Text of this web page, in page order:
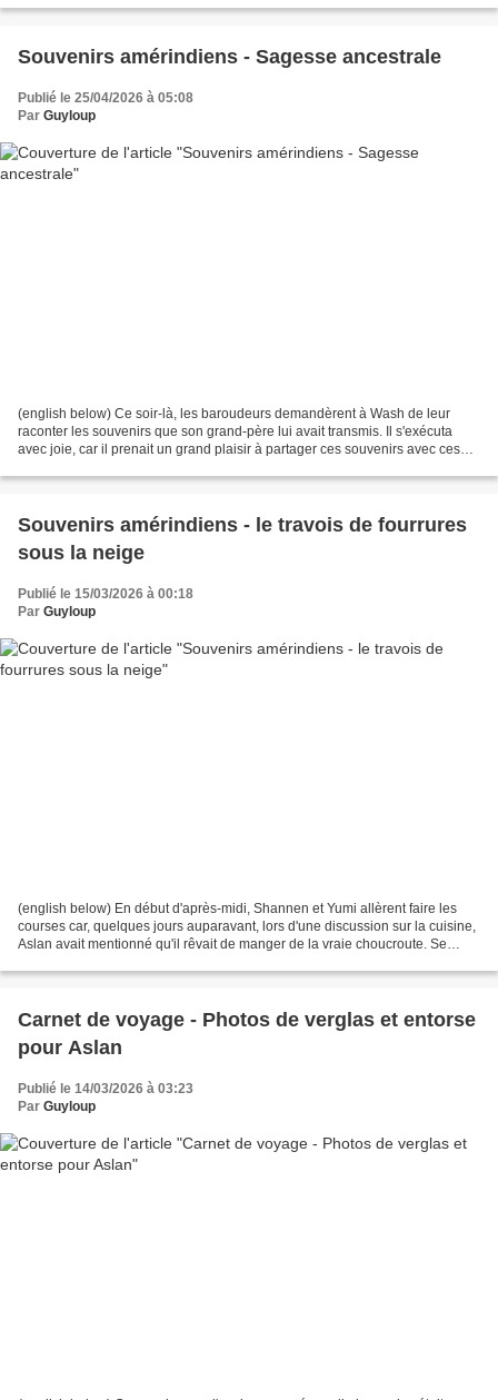
Souvenirs amérindiens - Sagesse ancestrale
Publié le 25/04/2026 à 05:08
Par Guyloup
(english below) Ce soir-là, les baroudeurs demandèrent à Wash de leur
raconter les souvenirs que son grand-père lui avait transmis. Il s'exécuta
avec joie, car il prenait un grand plaisir à partager ces souvenirs avec ces
Souvenirs amérindiens - le travois de fourrures
sous la neige
Publié le 15/03/2026 à 00:18
Par Guyloup
(english below) En début d'après-midi, Shannen et Yumi allèrent faire les
courses car, quelques jours auparavant, lors d'une discussion sur la cuisine,
Aslan avait mentionné qu'il rêvait de manger de la vraie choucroute. Se
Carnet de voyage - Photos de verglas et entorse
pour Aslan
Publié le 14/03/2026 à 03:23
Par Guyloup